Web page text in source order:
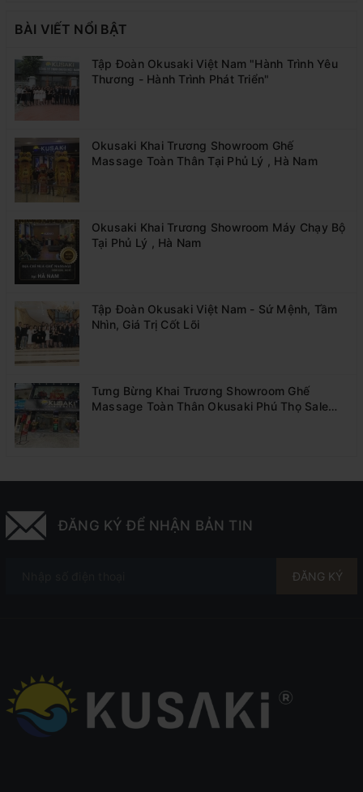
BÀI VIẾT NỔI BẬT
Tập Đoàn Okusaki Việt Nam "Hành Trình Yêu
Thương - Hành Trình Phát Triển"
Okusaki Khai Trương Showroom Ghế
Massage Toàn Thân Tại Phủ Lý , Hà Nam
Okusaki Khai Trương Showroom Máy Chạy Bộ
Tại Phủ Lý , Hà Nam
Tập Đoàn Okusaki Việt Nam - Sứ Mệnh, Tầm
Nhìn, Giá Trị Cốt Lõi
Tưng Bừng Khai Trương Showroom Ghế
Massage Toàn Thân Okusaki Phú Thọ Sale
ĐĂNG KÝ ĐỂ NHẬN BẢN TIN
ĐĂNG KÝ